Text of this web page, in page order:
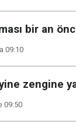
bir an
09:10
zengine
09:50